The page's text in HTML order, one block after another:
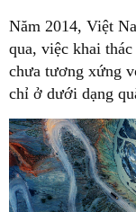
Năm 2014, Việt
qua, việc khai
chưa tương xứng
chỉ ở dưới dạng